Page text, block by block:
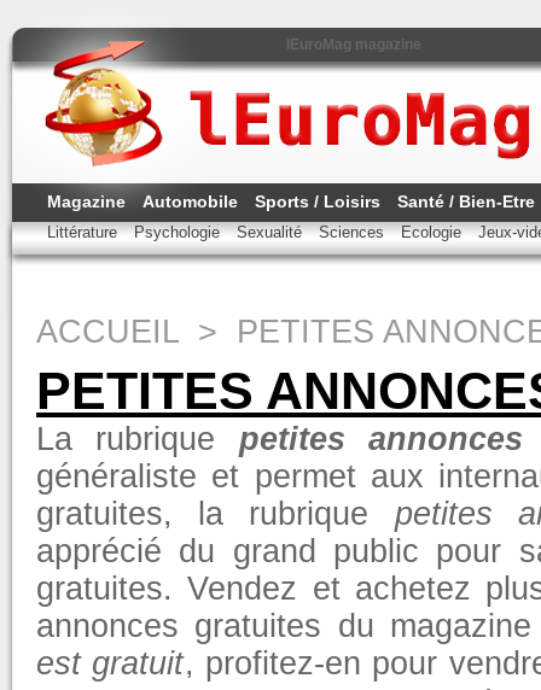
lEuroMag magazine
Magazine Automobile Sports / Loisirs Santé / Bien-Etre
Littérature Psychologie Sexualité Sciences Ecologie Jeux-
ACCUEIL > PETITES
PETITES
La rubrique petites annonces
généraliste et permet aux
gratuites, la rubrique petites
apprécié du grand public pour
gratuites. Vendez et achetez
annonces gratuites du
est gratuit, profitez-en pour